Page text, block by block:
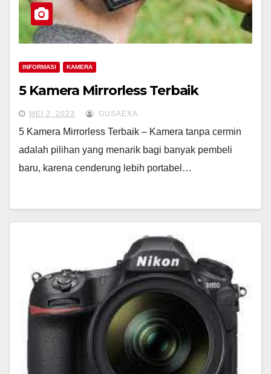
INFORMASI KAMERA
5 Kamera Mirrorless Terbaik
MEI 2, 2023 GUSAEXA
5 Kamera Mirrorless Terbaik – Kamera tanpa cermin
adalah pilihan yang menarik bagi banyak pembeli
baru, karena cenderung lebih portabel…